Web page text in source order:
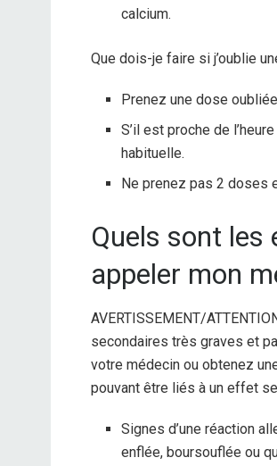
calcium.
Que dois-je faire si j’oublie
Prenez une dose
S’il est proche de
habituelle.
Ne prenez pas 2 doses
Quels sont les
appeler mon
AVERTISSEMENT/
secondaires très graves et
votre médecin ou obtenez
pouvant être liés à un effet
Signes d’une réaction
enflée, boursouflée ou